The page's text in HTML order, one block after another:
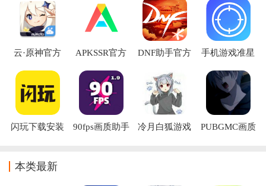
犯游戏版权，也不触犯任何法律法规，显著提
云·原神官方
APKSSR官方
载
DNF助手官方
手机游戏准星
(Crosshair Pro)
闪玩下载安装
90fps画质助手
冷月白狐游戏
PUBGMC画质
本类最新